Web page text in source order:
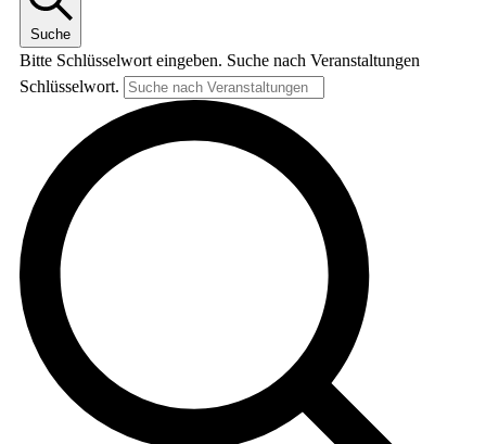
Suche
Bitte Schlüsselwort eingeben. Suche nach Veranstaltungen
Schlüsselwort.